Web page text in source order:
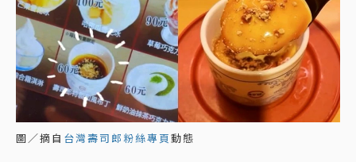
圖／摘自 台灣壽司郎粉絲專頁動態